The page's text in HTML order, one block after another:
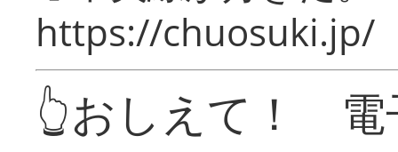
https://chuosuki.jp/
👆おしえて！ 電